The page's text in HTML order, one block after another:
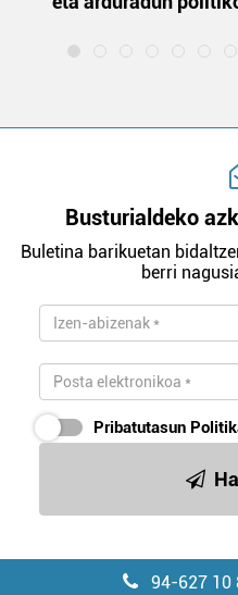
Busturialdeko
Buletina barikuetan
berri
Pribatutasun
94-627 10